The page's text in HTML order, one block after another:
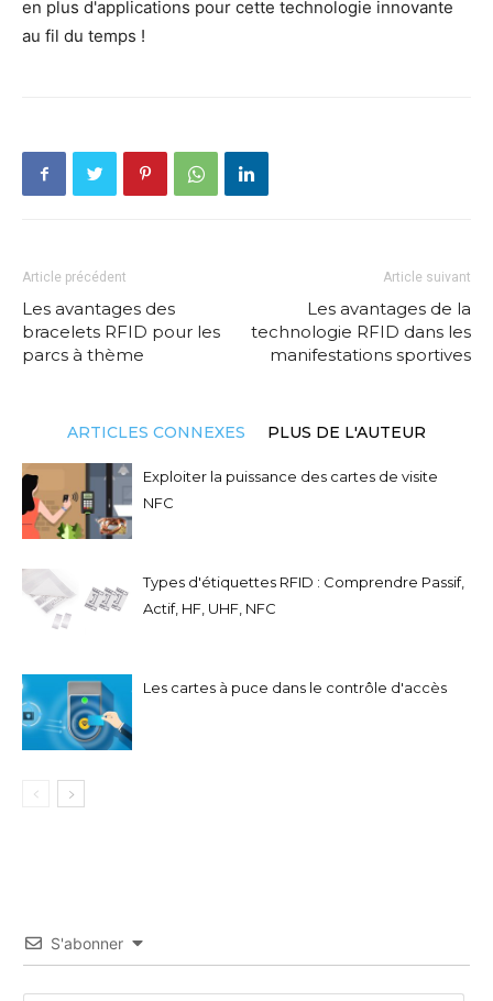
en plus d'applications pour cette technologie innovante
au fil du temps !
Article précédent
Les avantages des
bracelets RFID pour les
parcs à thème
Article suivant
Les avantages de la
technologie RFID dans les
manifestations sportives
ARTICLES CONNEXES PLUS DE L'AUTEUR
Exploiter la puissance des cartes de visite
NFC
Types d'étiquettes RFID : Comprendre Passif,
Actif, HF, UHF, NFC
Les cartes à puce dans le contrôle d'accès
S'abonner